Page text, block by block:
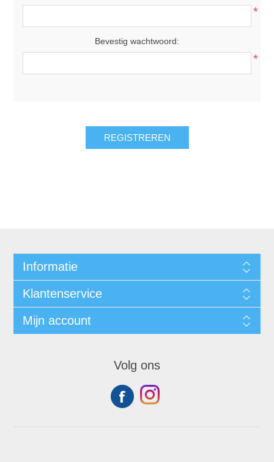
*
Bevestig wachtwoord:
*
Informatie
Klantenservice
Mijn account
Volg ons